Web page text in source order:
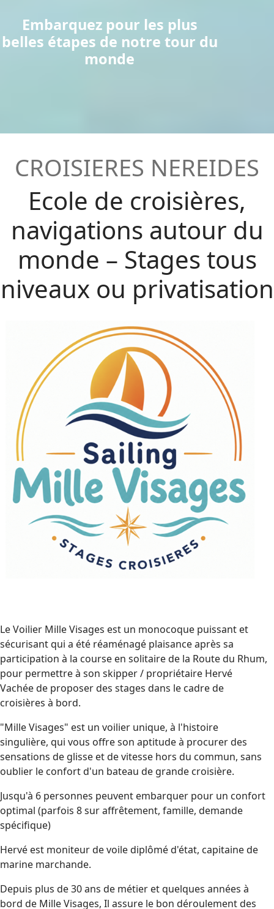
Embarquez pour les plus
belles étapes de notre tour du
monde
CROISIERES NEREIDES
Ecole de croisières,
navigations autour du
monde – Stages tous
niveaux ou privatisation
Le Voilier Mille Visages est un monocoque puissant et
sécurisant qui a été réaménagé plaisance après sa
participation à la course en solitaire de la Route du Rhum,
pour permettre à son skipper / propriétaire Hervé
Vachée de proposer des stages dans le cadre de
croisières à bord.
"Mille Visages" est un voilier unique, à l'histoire
singulière, qui vous offre son aptitude à procurer des
sensations de glisse et de vitesse hors du commun, sans
oublier le confort d'un bateau de grande croisière.
Jusqu'à 6 personnes peuvent embarquer pour un confort
optimal (parfois 8 sur affrêtement, famille, demande
spécifique)
Hervé est moniteur de voile diplômé d'état, capitaine de
marine marchande.
Depuis plus de 30 ans de métier et quelques années à
bord de Mille Visages, Il assure le bon déroulement des